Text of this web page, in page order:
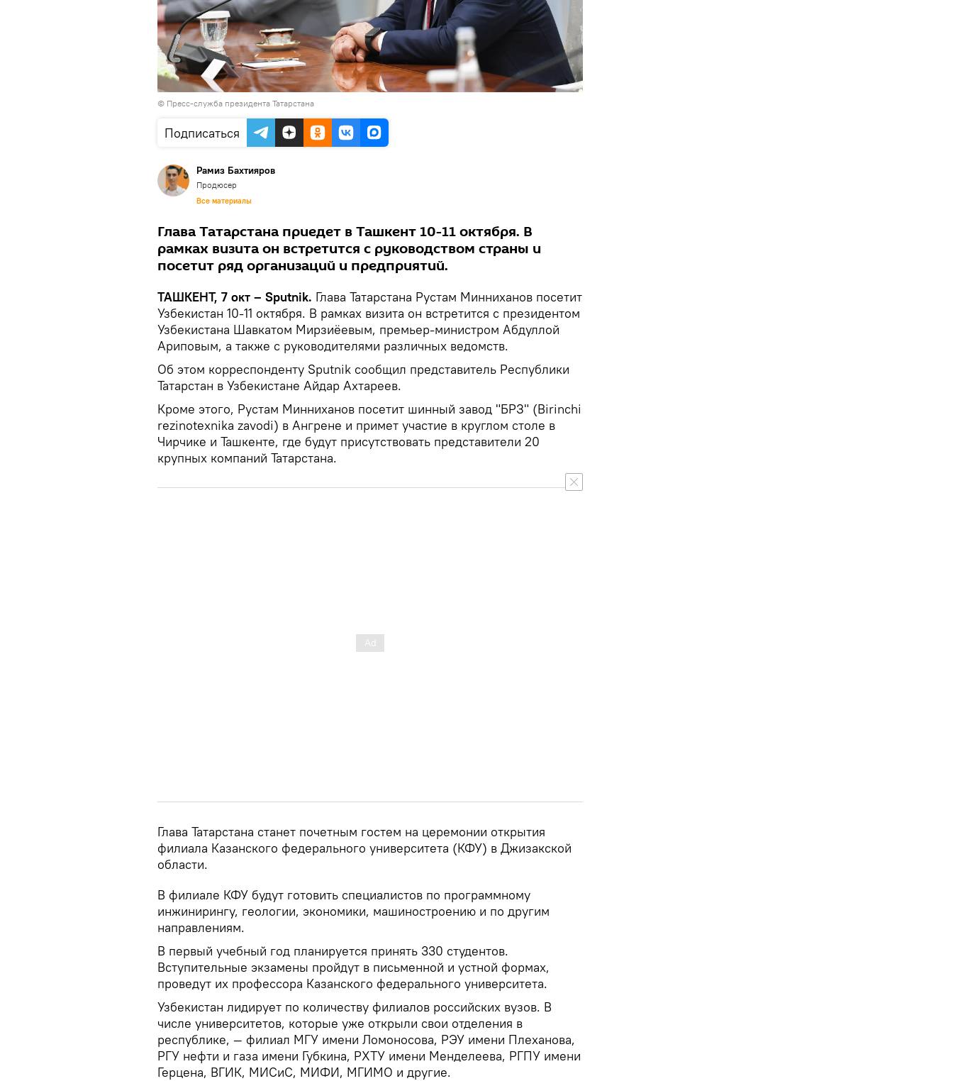
© Пресс-служба президента Татарстана
Подписаться
Рамиз Бахтияров
Продюсер
Все материалы
Глава Татарстана приедет в Ташкент 10-11 октября. В
рамках визита он встретится с руководством страны и
посетит ряд организаций и предприятий.
ТАШКЕНТ, 7 окт – Sputnik. Глава Татарстана Рустам Минниханов посетит
Узбекистан 10-11 октября. В рамках визита он встретится с президентом
Узбекистана Шавкатом Мирзиёевым, премьер-министром Абдуллой
Ариповым, а также с руководителями различных ведомств.
Об этом корреспонденту Sputnik сообщил представитель Республики
Татарстан в Узбекистане Айдар Ахтареев.
Кроме этого, Рустам Минниханов посетит шинный завод "БРЗ" (Birinchi
rezinotexnika zavodi) в Ангрене и примет участие в круглом столе в
Чирчике и Ташкенте, где будут присутствовать представители 20
крупных компаний Татарстана.
Глава Татарстана станет почетным гостем на церемонии открытия
филиала Казанского федерального университета (КФУ) в Джизакской
области.
В филиале КФУ будут готовить специалистов по программному
инжинирингу, геологии, экономики, машиностроению и по другим
направлениям.
В первый учебный год планируется принять 330 студентов.
Вступительные экзамены пройдут в письменной и устной формах,
проведут их профессора Казанского федерального университета.
Узбекистан лидирует по количеству филиалов российских вузов. В
числе университетов, которые уже открыли свои отделения в
республике, — филиал МГУ имени Ломоносова, РЭУ имени Плеханова,
РГУ нефти и газа имени Губкина, РХТУ имени Менделеева, РГПУ имени
Герцена, ВГИК, МИСиС, МИФИ, МГИМО и другие.